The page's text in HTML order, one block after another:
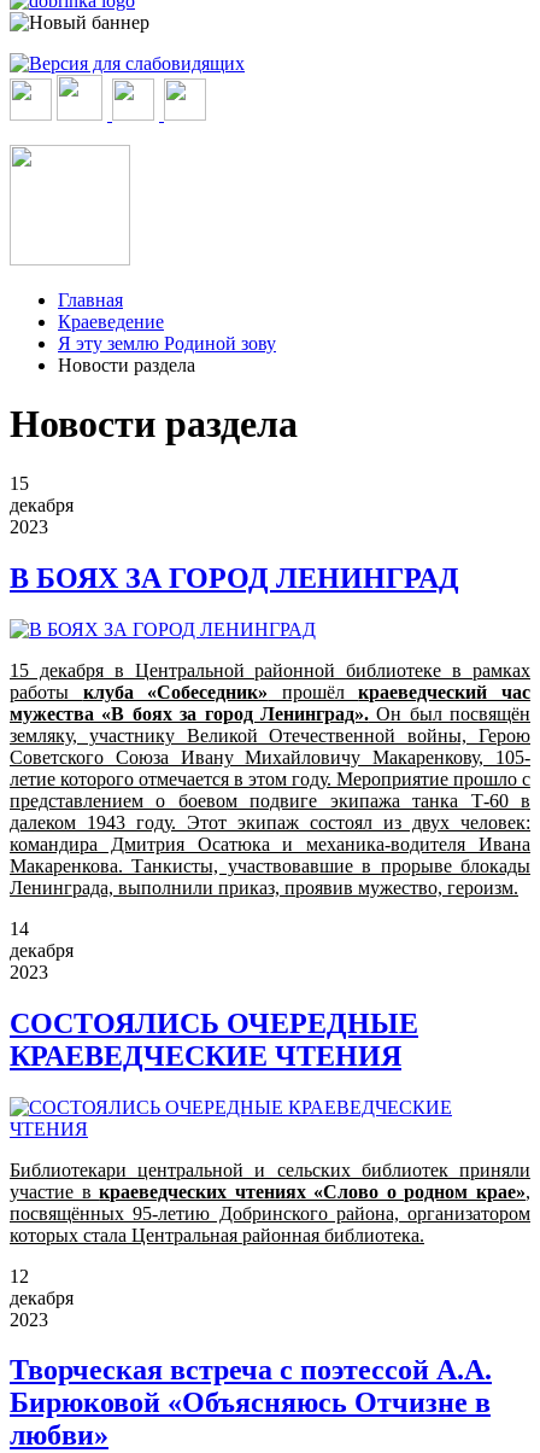
Главная
Краеведение
Я эту землю Родиной зову
Новости раздела
Новости раздела
15
декабря
2023
В БОЯХ ЗА ГОРОД ЛЕНИНГРАД
15 декабря в Центральной районной библиотеке в рамках
работы клуба «Собеседник» прошёлкраеведческий час
мужества «В боях за город Ленинград».Он был посвящён
земляку, участнику Великой Отечественной войны, Герою
Советского Союза Ивану Михайловичу Макаренкову, 105-
летие которого отмечается в этом году. Мероприятие прошло с
представлением о боевом подвиге экипажа танка Т-60 в
далеком 1943 году. Этот экипаж состоял из двух человек:
командира Дмитрия Осатюка и механика-водителя Ивана
Макаренкова. Танкисты, участвовавшие в прорыве блокады
Ленинграда, выполнили приказ, проявив мужество, героизм.
14
декабря
2023
СОСТОЯЛИСЬ ОЧЕРЕДНЫЕ
КРАЕВЕДЧЕСКИЕ ЧТЕНИЯ
Библиотекари центральной и сельских библиотек приняли
участие вкраеведческих чтениях «Слово о родном крае»,
посвящённых 95-летию Добринского района, организатором
которых стала Центральная районная библиотека.
12
декабря
2023
Творческая встреча с поэтессой А.А.
Бирюковой «Объясняюсь Отчизне в
любви»